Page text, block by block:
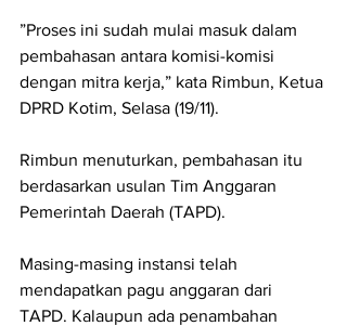
”Proses ini sudah mulai masuk dalam
pembahasan antara komisi-komisi
dengan mitra kerja,” kata Rimbun, Ketua
DPRD Kotim, Selasa (19/11).
Rimbun menuturkan, pembahasan itu
berdasarkan usulan Tim Anggaran
Pemerintah Daerah (TAPD).
Masing-masing instansi telah
mendapatkan pagu anggaran dari
TAPD. Kalaupun ada penambahan